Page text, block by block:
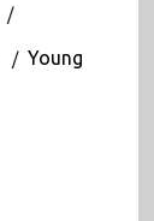
Young